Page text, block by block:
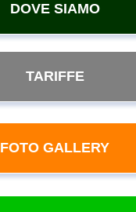
DOVE SIAMO
TARIFFE
FOTO GALLERY